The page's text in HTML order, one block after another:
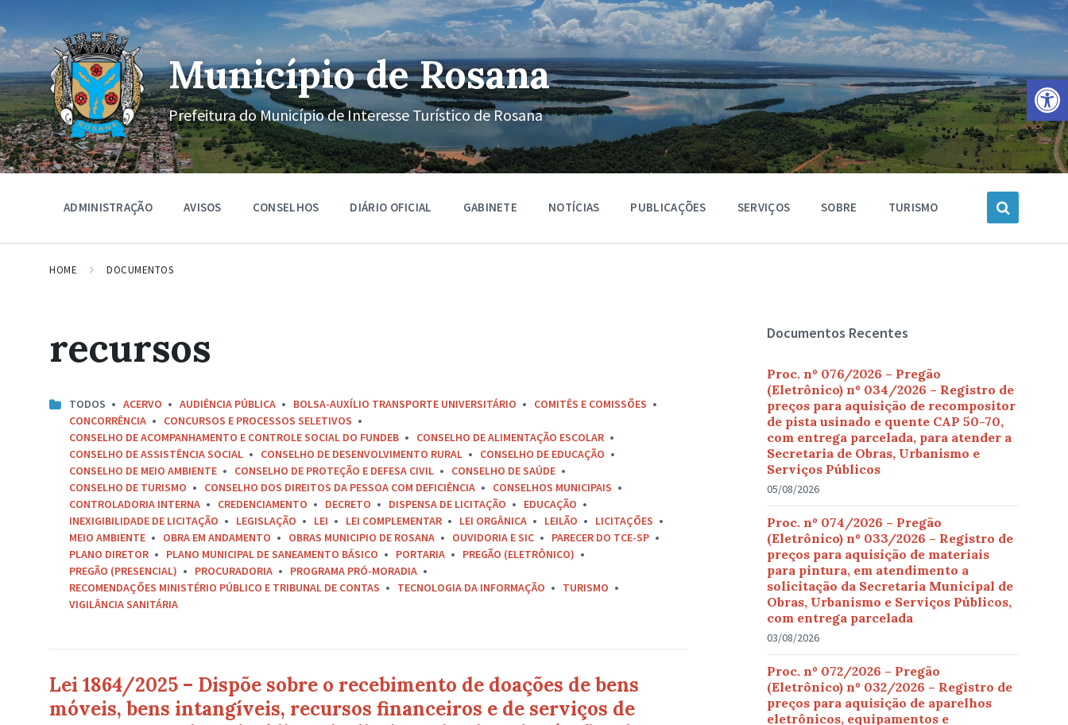
Barra de Ferramentas Aberta
o
conteúdo
a
navegação
principal
o
rodapé
Município de Rosana
Prefeitura do Município de Interesse Turístico de Rosana
ADMINISTRAÇÃO AVISOS CONSELHOS DIÁRIO OFICIAL GABINETE NOTÍCIAS PUBLICAÇÕES SERVIÇOS SOBRE TURISMO
HOME DOCUMENTOS
recursos
TODOS ACERVO AUDIÊNCIA PÚBLICA BOLSA-AUXÍLIO TRANSPORTE UNIVERSITÁRIO
COMITÊS E COMISSÕES
CONCORRÊNCIA
CONCURSOS E PROCESSOS SELETIVOS
CONSELHO DE ACOMPANHAMENTO E CONTROLE SOCIAL DO FUNDEB
CONSELHO DE ALIMENTAÇÃO ESCOLAR
CONSELHO DE ASSISTÊNCIA SOCIAL
CONSELHO DE DESENVOLVIMENTO RURAL
CONSELHO DE EDUCAÇÃO
CONSELHO DE MEIO AMBIENTE
CONSELHO DE PROTEÇÃO E DEFESA CIVIL
CONSELHO DE SAÚDE
CONSELHO DE TURISMO
CONSELHO DOS DIREITOS DA PESSOA COM DEFICIÊNCIA
CONSELHOS MUNICIPAIS
CONTROLADORIA INTERNA
CREDENCIAMENTO DECRETO DISPENSA DE LICITAÇÃO
EDUCAÇÃO
INEXIGIBILIDADE DE LICITAÇÃO
LEGISLAÇÃO LEI LEI COMPLEMENTAR LEI ORGÂNICA LEILÃO
LICITAÇÕES
MEIO AMBIENTE
OBRA EM ANDAMENTO OBRAS MUNICIPIO DE ROSANA OUVIDORIA E SIC
PARECER DO TCE-SP
PLANO DIRETOR
PLANO MUNICIPAL DE SANEAMENTO BÁSICO PORTARIA
PREGÃO (ELETRÔNICO)
PREGÃO (PRESENCIAL)
PROCURADORIA
PROGRAMA PRÓ-MORADIA
RECOMENDAÇÕES MINISTÉRIO PÚBLICO E TRIBUNAL DE CONTAS
TECNOLOGIA DA INFORMAÇÃO
TURISMO
VIGILÂNCIA SANITÁRIA
Lei 1864/2025 – Dispõe sobre o recebimento de doações de bens
móveis, bens intangíveis, recursos financeiros e de serviços de
Documentos Recentes
Proc. nº 076/2026 – Pregão
(Eletrônico) nº 034/2026 – Registro de
preços para aquisição de recompositor
de pista usinado e quente CAP 50-70,
com entrega parcelada, para atender a
Secretaria de Obras, Urbanismo e
Serviços Públicos
05/08/2026
Proc. nº 074/2026 – Pregão
(Eletrônico) nº 033/2026 – Registro de
preços para aquisição de materiais
para pintura, em atendimento a
solicitação da Secretaria Municipal de
Obras, Urbanismo e Serviços Públicos,
com entrega parcelada
03/08/2026
Proc. nº 072/2026 – Pregão
(Eletrônico) nº 032/2026 – Registro de
preços para aquisição de aparelhos
eletrônicos, equipamentos e